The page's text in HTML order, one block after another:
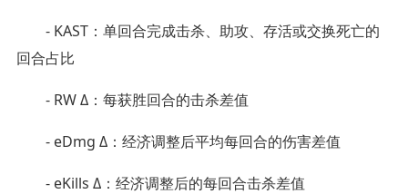
- KAST：单回合完成击杀、助攻、存活或交换死亡的
回合占比
- RW Δ：每获胜回合的击杀差值
- eDmg Δ：经济调整后平均每回合的伤害差值
- eKills Δ：经济调整后的每回合击杀差值